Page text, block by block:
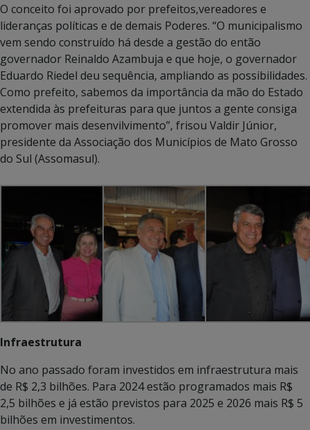
O conceito foi aprovado por prefeitos,vereadores e
lideranças políticas e de demais Poderes. “O municipalismo
vem sendo construído há desde a gestão do então
governador Reinaldo Azambuja e que hoje, o governador
Eduardo Riedel deu sequência, ampliando as possibilidades.
Como prefeito, sabemos da importância da mão do Estado
extendida às prefeituras para que juntos a gente consiga
promover mais desenvilvimento”, frisou Valdir Júnior,
presidente da Associação dos Municípios de Mato Grosso
do Sul (Assomasul).
Infraestrutura
No ano passado foram investidos em infraestrutura mais
de R$ 2,3 bilhões. Para 2024 estão programados mais R$
2,5 bilhões e já estão previstos para 2025 e 2026 mais R$ 5
bilhões em investimentos.